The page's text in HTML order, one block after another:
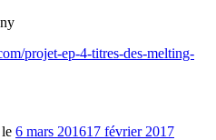
projet-ep-4-titres-des-melting-
6 mars 201617 février 2017